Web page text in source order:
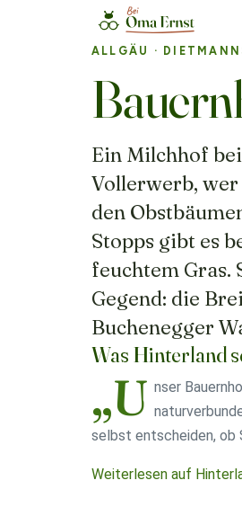
ALLGÄU ·
Ein Milchhof
Vollerwerb, wer
den
Stopps gibt es
feuchtem Gras.
Gegend: die
Buchenegger
Was Hinterland
„U nser
selbst entscheiden, ob
Weiterlesen auf